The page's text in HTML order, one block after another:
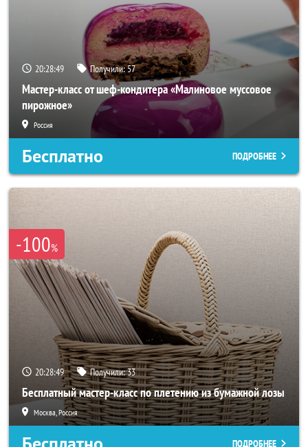
20:28:47 Получили:57
Мастер-класс от шеф-кондитера «Малиновое муссовое
пирожное»
Россия
Бесплатно ПОДРОБНЕЕ
-100%
20:28:47 Получили:33
Бесплатный мастер-класс по плетению из бумажной лозы
Москва, Россия
ПОДРОБНЕЕ